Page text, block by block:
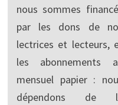
nous sommes
par les dons de
lectrices et lecteurs,
les abonnements
mensuel papier :
dépendons de